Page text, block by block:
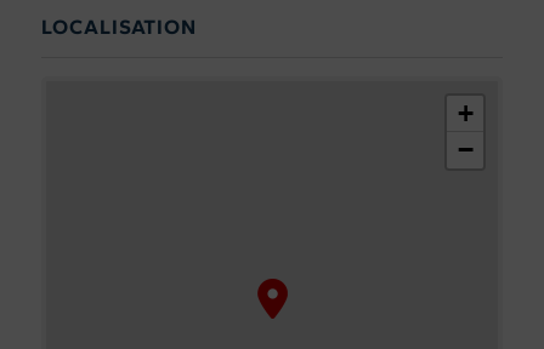
LOCALISATION
+
−